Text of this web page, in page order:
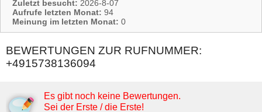
Zuletzt besucht: 2026-8-07
Aufrufe letzten Monat: 94
Meinung im letzten Monat: 0
BEWERTUNGEN ZUR RUFNUMMER:
+4915738136094
Es gibt noch keine Bewertungen.
Sei der Erste / die Erste!